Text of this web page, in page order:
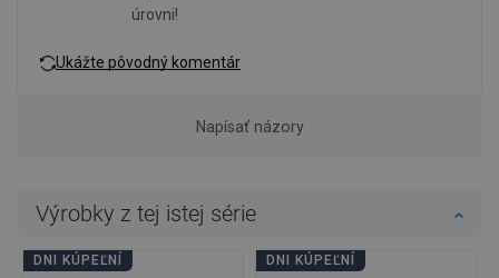
úrovni!
Ukážte pôvodný komentár
Napísať názory
Výrobky z tej istej série
DNI KÚPEĽNÍ DNI KÚPEĽNÍ